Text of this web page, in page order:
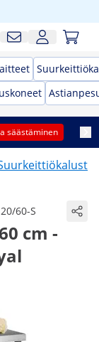
säästäminen
60-S
cm -